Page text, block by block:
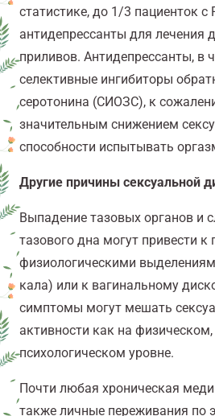
статистике, до 1/3 пациенток
антидепрессанты для лечения
приливов. Антидепрессанты, в
селективные ингибиторы
серотонина (СИОЗС), к
значительным снижением
способности испытывать
Другие причины сексуальной
Выпадение тазовых органов и
тазового дна могут привести к
физиологическими
кала) или к вагинальному
симптомы могут мешать
активности как на физическом,
психологическом уровне.
Почти любая хроническая
также личные переживания по